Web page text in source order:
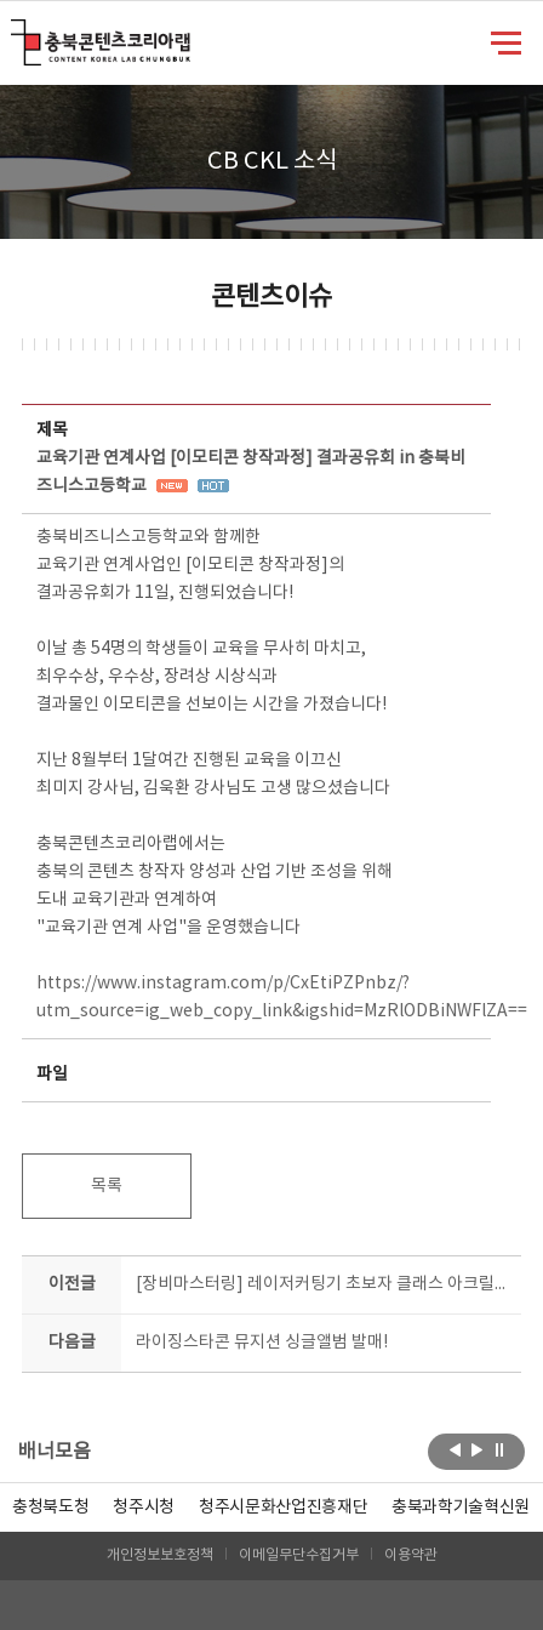
CB CKL 소식
콘텐츠이슈
제목
교육기관 연계사업 [이모티콘 창작과정] 결과공유회 in 충북비
즈니스고등학교
충북비즈니스고등학교와 함께한
교육기관 연계사업인 [이모티콘 창작과정]의
결과공유회가 11일, 진행되었습니다!
이날 총 54명의 학생들이 교육을 무사히 마치고,
최우수상, 우수상, 장려상 시상식과
결과물인 이모티콘을 선보이는 시간을 가졌습니다!
지난 8월부터 1달여간 진행된 교육을 이끄신
최미지 강사님, 김욱환 강사님도 고생 많으셨습니다
충북콘텐츠코리아랩에서는
충북의 콘텐츠 창작자 양성과 산업 기반 조성을 위해
도내 교육기관과 연계하여
"교육기관 연계 사업"을 운영했습니다
https://www.instagram.com/p/CxEtiPZPnbz/?
utm_source=ig_web_copy_link&igshid=MzRlODBiNWFlZA==
파일
목록
이전글 [장비마스터링] 레이저커팅기 초보자 클래스 아크릴키링 제작 체험 현장!
다음글 라이징스타콘 뮤지션 싱글앨범 발매!
배너모음
충청북도청 청주시청 청주시문화산업진흥재단 충북과학기술혁신원
개인정보보호정책 이메일무단수집거부 이용약관